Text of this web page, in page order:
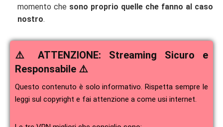
momento che sono proprio quelle che fanno al caso
nostro.
⚠️ ATTENZIONE: Streaming Sicuro e
Responsabile ⚠️
Questo contenuto è solo informativo. Rispetta sempre le
leggi sul copyright e fai attenzione a come usi internet.